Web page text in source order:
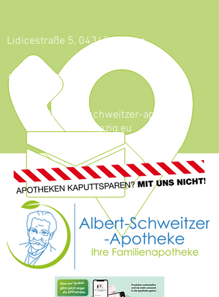
Lidicestraße 5, 04349 Leipzig
0341 - 921 46 59
info@albert-schweitzer-apotheke-
leipzig.eu